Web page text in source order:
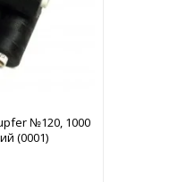
№120, 1000
(0001)